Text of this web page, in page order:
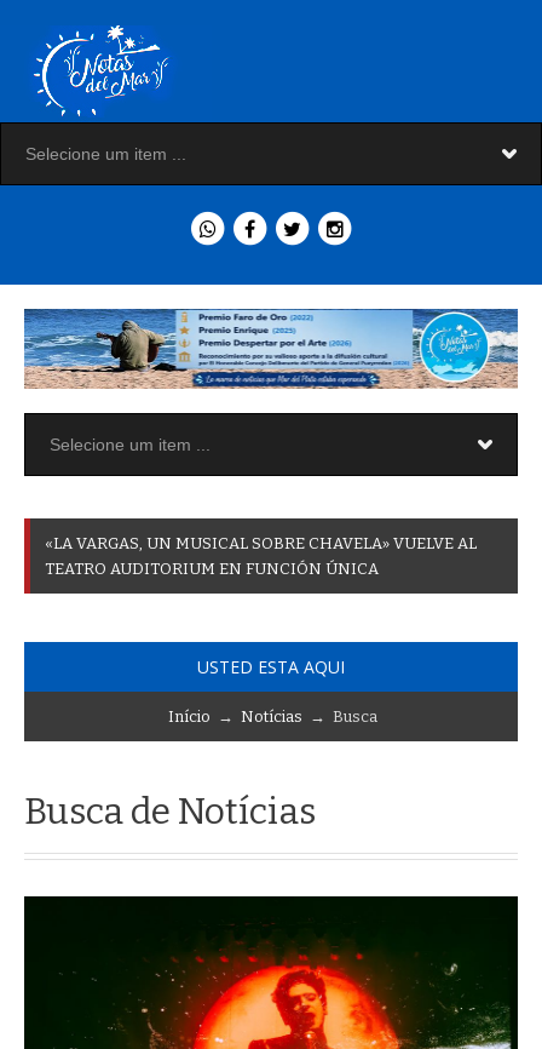
«LA VARGAS UN MUSICAL SOBRE CHAVELA» VUELVE AL
TEATRO AUDITORIUM EN FUNCIÓN ÚNICA
USTED ESTA AQUI
Início → Notícias → Busca
Busca de Notícias